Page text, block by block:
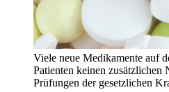
Viele neue Medikamente auf
Patienten keinen zusätzlichen
Prüfungen der gesetzlichen